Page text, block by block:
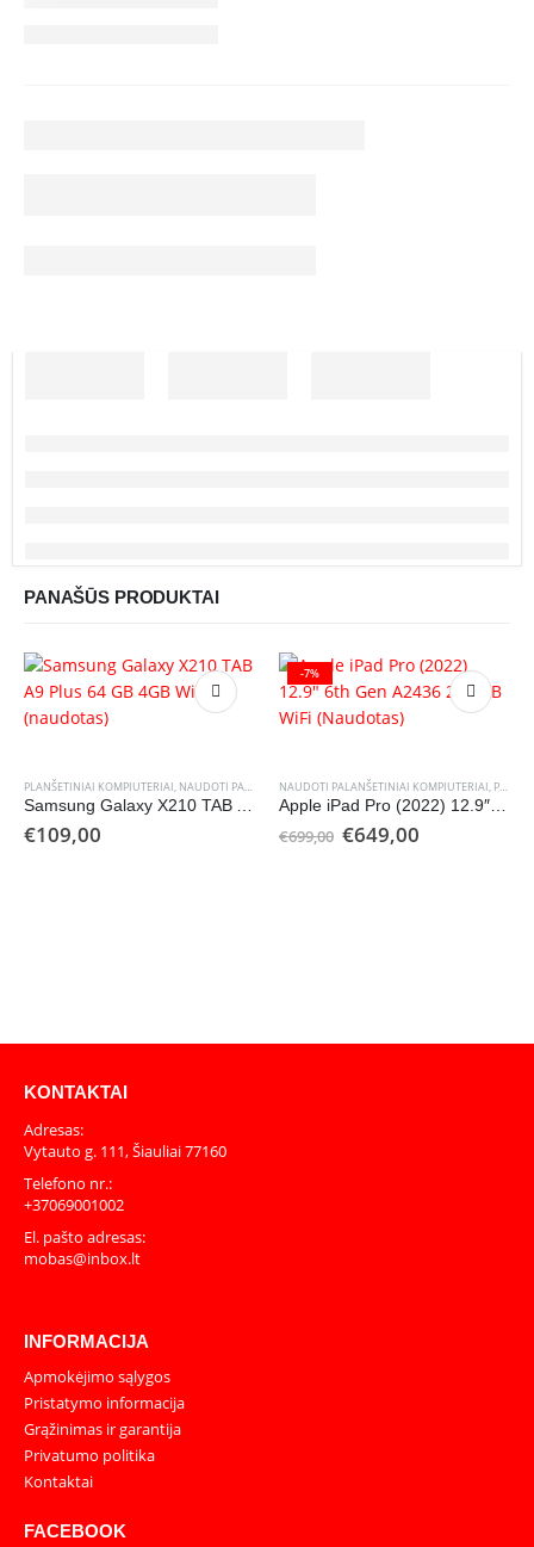
PANAŠŪS PRODUKTAI
PLANŠETINIAI KOMPIUTERIAI, NAUDOTI PALANŠETINIAI KOMPIUTERIAI
Samsung Galaxy X210 TAB A9 Plus 64 GB 4GB Wi-Fi (naudotas)
€109,00
-7%
NAUDOTI PALANŠETINIAI KOMPIUTERIAI, PLANŠETINIAI KOMPIUTERIAI
Apple iPad Pro (2022) 12.9″ 6th Gen A2436 256 GB WiFi (Naudotas)
€699,00 Original
€649,00Current
KONTAKTAI
Adresas:
Vytauto g. 111, Šiauliai 77160
Telefono nr.:
+37069001002
El. pašto adresas:
mobas@inbox.lt
INFORMACIJA
Apmokėjimo sąlygos
Pristatymo informacija
Grąžinimas ir garantija
Privatumo politika
Kontaktai
FACEBOOK